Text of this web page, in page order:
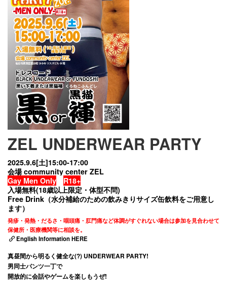
ZEL UNDERWEAR PARTY
2025.9.6[土]15:00-17:00
会場 community center ZEL
Gay Men Only
R18+
入場無料(18歳以上限定・体型不問)
Free Drink（水分補給のための飲みきりサイズ缶飲料をご用意し
ます）
発疹・発熱・だるさ・咽頭痛・肛門痛など体調がすぐれない場合は参加を見合わせて
保健所・医療機関等に相談を。
English Information HERE
真昼間から明るく健全な(?) UNDERWEAR PARTY!
男同士パンツ一丁で
開放的に会話やゲームを楽しもうぜ!